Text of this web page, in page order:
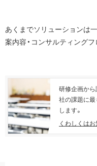
あくまでソリューションは
案内容・コンサルティングフ
研修企画か
社の課題に最
します。
くわしくは